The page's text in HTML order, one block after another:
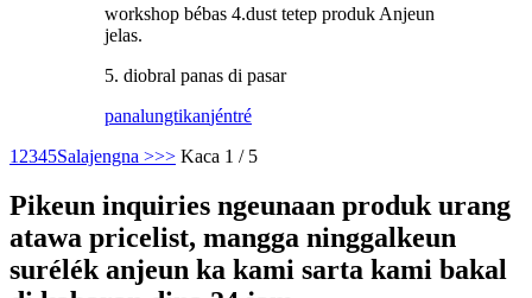
workshop bébas 4.dust tetep produk Anjeun
jelas.
5. diobral panas di pasar
panalungtikanjéntré
1 2345Salajengna >>> Kaca 1 / 5
Pikeun inquiries ngeunaan produk urang
atawa pricelist, mangga ninggalkeun
surélék anjeun ka kami sarta kami bakal